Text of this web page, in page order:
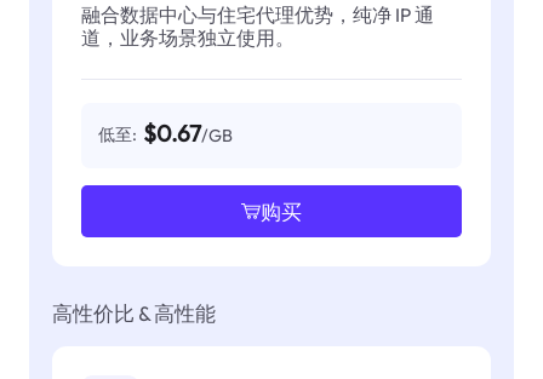
融合数据中心与住宅代理优势，纯净 IP 通
道，业务场景独立使用。
低至: $0.67/GB
购买
高性价比 & 高性能